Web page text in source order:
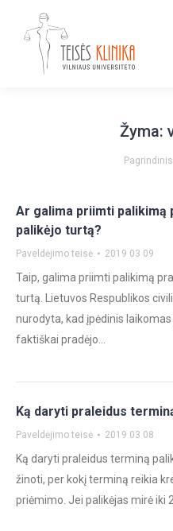
Žyma:
You are
Pagrindinis
Ar galima priimti
palikėjo turtą?
Paveldėjimo teisė 2019 03 09
Taip, galima priimti palikimą
turtą. Lietuvos Respublikos
nurodyta, kad įpėdinis
faktiškai pradėjo…
Ką daryti praleidus
Paveldėjimo teisė 2019 03 08
Ką daryti praleidus terminą
žinoti, per kokį terminą reikia
priėmimo. Jei palikėjas mirė iki